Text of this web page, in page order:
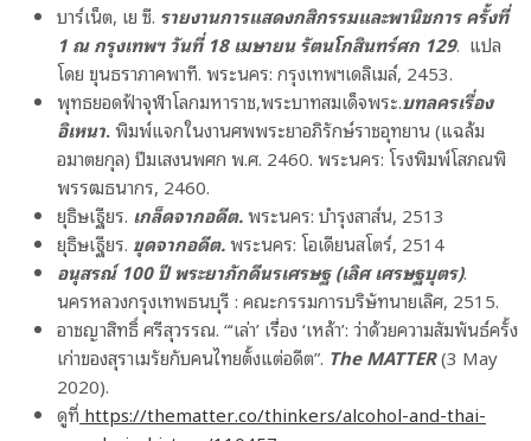
บาร์เน็ต, เย ซี. รายงานการแสดงกสิกรรมและพานิชการ ครั้งที่
1 ณ กรุงเทพฯ วันที่ 18 เมษายน รัตนโกสินทร์ศก 129. แปล
โดย ขุนธราภาคพาที. พระนคร: กรุงเทพฯเดลิเมล์, 2453.
พุทธยอดฟ้าจุฬาโลกมหาราช,พระบาทสมเด็จพระ.บทลครเรื่อง
อิเหนา.พิมพ์แจกในงานศพพระยาอภิรักษ์ราชอุทยาน (แฉล้ม
อมาตยกุล) ปีมเสงนพศก พ.ศ. 2460. พระนคร: โรงพิมพ์โสภณพิ
พรรฒธนากร, 2460.
ยุธิษเฐียร. เกล็ดจากอดีต.พระนคร: บำรุงสาส์น, 2513
ยุธิษเฐียร. ขุดจากอดีต.พระนคร: โอเดียนสโตร์, 2514
อนุสรณ์ 100 ปี พระยาภักดีนรเศรษฐ (เลิศ เศรษฐบุตร).
นครหลวงกรุงเทพธนบุรี : คณะกรรมการบริษัทนายเลิศ, 2515.
อาชญาสิทธิ์ ศรีสุวรรณ. “‘เล่า’ เรื่อง ‘เหล้า’: ว่าด้วยความสัมพันธ์ครั้ง
เก่าของสุราเมรัยกับคนไทยตั้งแต่อดีต”. The MATTER(3 May
2020).
ดูที่ https://thematter.co/thinkers/alcohol-and-thai-